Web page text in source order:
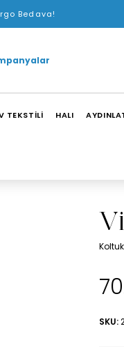
Bedava!
TEKSTİLİ HALI
SKU: